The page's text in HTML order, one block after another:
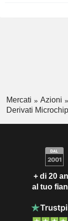
Mercati Azioni
Derivati
+ di 20
al tuo